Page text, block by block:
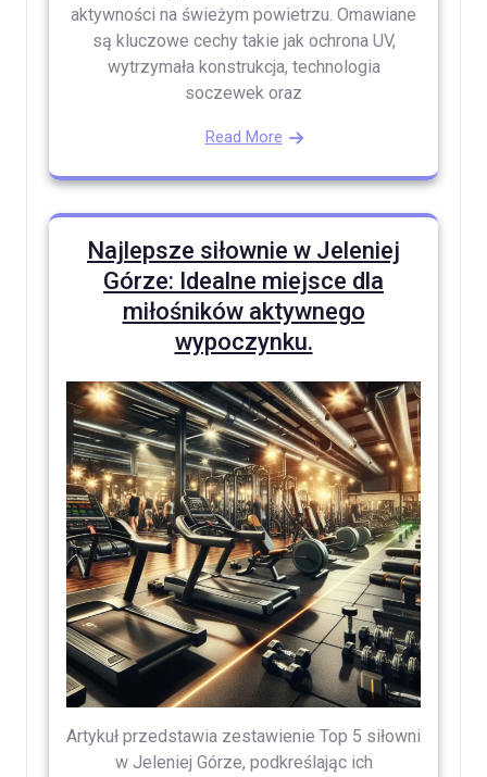
aktywności na świeżym powietrzu. Omawiane
są kluczowe cechy takie jak ochrona UV,
wytrzymała konstrukcja, technologia
soczewek oraz
Read More
Najlepsze siłownie w Jeleniej
Górze: Idealne miejsce dla
miłośników aktywnego
wypoczynku.
Artykuł przedstawia zestawienie Top 5 siłowni
w Jeleniej Górze, podkreślając ich